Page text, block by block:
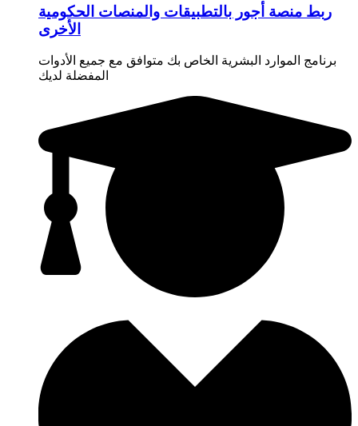
ربط منصة أجور بالتطبيقات والمنصات الحكومية
الأخرى
برنامج الموارد البشرية الخاص بك متوافق مع جميع الأدوات
المفضلة لديك